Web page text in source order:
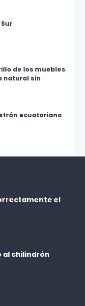
de los muebles
natural sin
ecuatoriano
el
al chilindrón